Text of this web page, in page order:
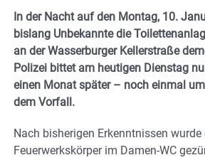
In der Nacht auf den Montag, 10.
bislang Unbekannte die
an der Wasserburger Kellerstraße
Polizei bittet am heutigen Dienstag
einen Monat später – noch einmal
dem Vorfall.
Nach bisherigen Erkenntnissen wurde
Feuerwerkskörper im Damen-WC